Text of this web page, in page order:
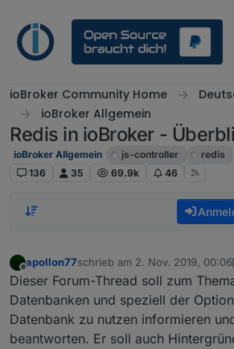
ioBroker Community Home
ioBroker Allgemein
Redis in ioBroker -
ioBroker Allgemein js-controller
redis
136
35 69.9k 46
Offline
apollon77schrieb am 2. Nov. 2019, 00:06
zuletzt editiert von apollon77
Dieser Forum-Thread soll zum
Datenbanken und speziell der
Datenbank zu nutzen informieren
beantworten. Er soll auch